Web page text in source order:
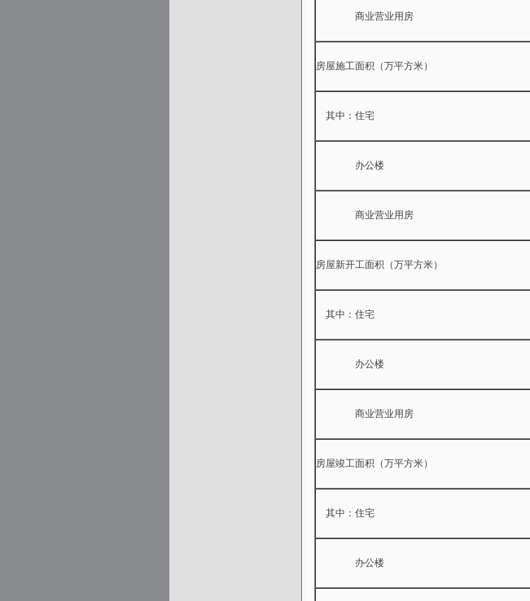
商业营业用房
房屋施工面积（万平方米）
其中：住宅
办公楼
商业营业用房
房屋新开工面积（万平方米）
其中：住宅
办公楼
商业营业用房
房屋竣工面积（万平方米）
其中：住宅
办公楼